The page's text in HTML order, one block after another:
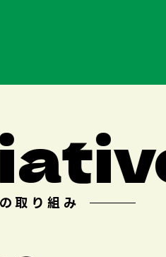
取り組み